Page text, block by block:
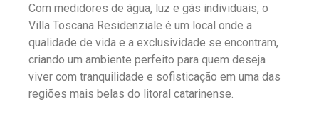
Com medidores de água, luz e gás individuais, o
Villa Toscana Residenziale é um local onde a
qualidade de vida e a exclusividade se encontram,
criando um ambiente perfeito para quem deseja
viver com tranquilidade e sofisticação em uma das
regiões mais belas do litoral catarinense.